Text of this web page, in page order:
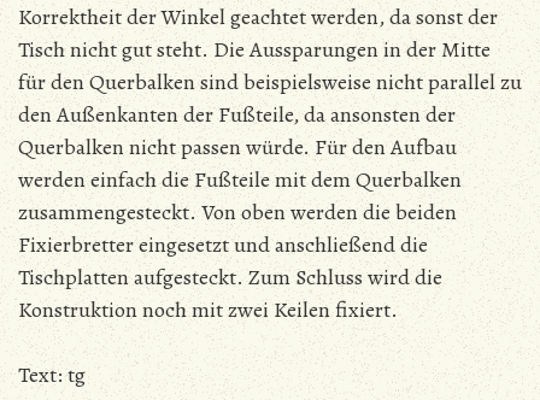
Korrektheit der Winkel geachtet werden, da sonst der
Tisch nicht gut steht. Die Aussparungen in der Mitte
für den Querbalken sind beispielsweise nicht parallel zu
den Außenkanten der Fußteile, da ansonsten der
Querbalken nicht passen würde. Für den Aufbau
werden einfach die Fußteile mit dem Querbalken
zusammengesteckt. Von oben werden die beiden
Fixierbretter eingesetzt und anschließend die
Tischplatten aufgesteckt. Zum Schluss wird die
Konstruktion noch mit zwei Keilen fixiert.
Text: tg